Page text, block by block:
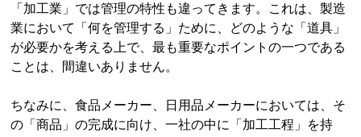
「加工業」では管理の特性も違ってきます。これは、製造
業において「何を管理する」ために、どのような「道具」
が必要かを考える上で、最も重要なポイントの一つである
ことは、間違いありません。
ちなみに、食品メーカー、日用品メーカーにおいては、そ
の「商品」の完成に向け、一社の中に「加工工程」を持